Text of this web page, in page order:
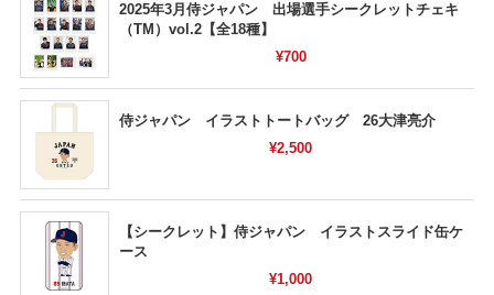
2025年3月侍ジャパン 出場選手シークレットチェキ
（TM）vol.2【全18種】
¥700
侍ジャパン イラストトートバッグ 26大津亮介
¥2,500
【シークレット】侍ジャパン イラストスライド缶ケ
ース
¥1,000